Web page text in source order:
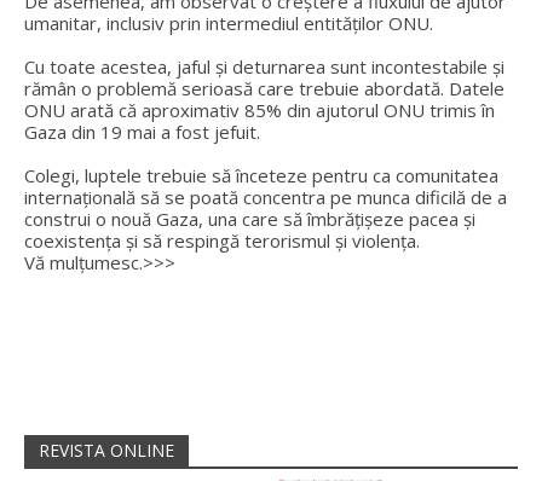
umanitar, inclusiv prin intermediul entităților ONU.
Cu toate acestea, jaful și deturnarea sunt incontestabile și
rămân o problemă serioasă care trebuie abordată. Datele
ONU arată că aproximativ 85% din ajutorul ONU trimis în
Gaza din 19 mai a fost jefuit.
Colegi, luptele trebuie să înceteze pentru ca comunitatea
internațională să se poată concentra pe munca dificilă de a
construi o nouă Gaza, una care să îmbrățișeze pacea și
coexistența și să respingă terorismul și violența.
Vă mulțumesc.>>>
REVISTA ONLINE